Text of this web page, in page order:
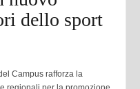
dello sport
Campus rafforza la